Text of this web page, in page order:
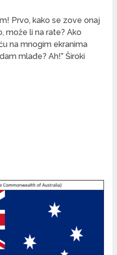
Prvo, kako se zove onaj
može li na rate? Ako
na mnogim ekranima
mlađe? Ah!” Široki